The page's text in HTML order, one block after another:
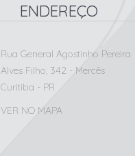
ENDEREÇO
Rua General Agostinho Pereira
Alves Filho, 342 - Mercês
Curitiba - PR
VER NO MAPA